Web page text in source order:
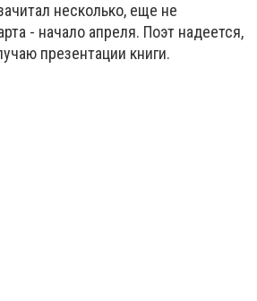
несколько, еще не
- начало апреля. Поэт надеется,
презентации книги.